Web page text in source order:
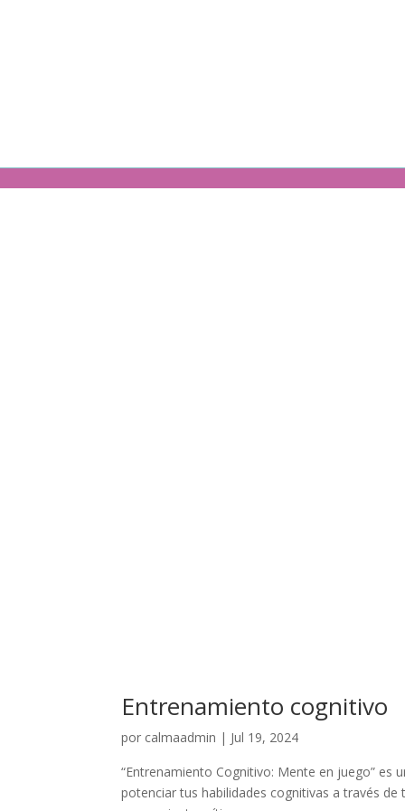
Entrenamiento cognitivo
por calmaadmin | Jul 19, 2024
“Entrenamiento Cognitivo: Mente en juego” es
potenciar tus habilidades cognitivas a través